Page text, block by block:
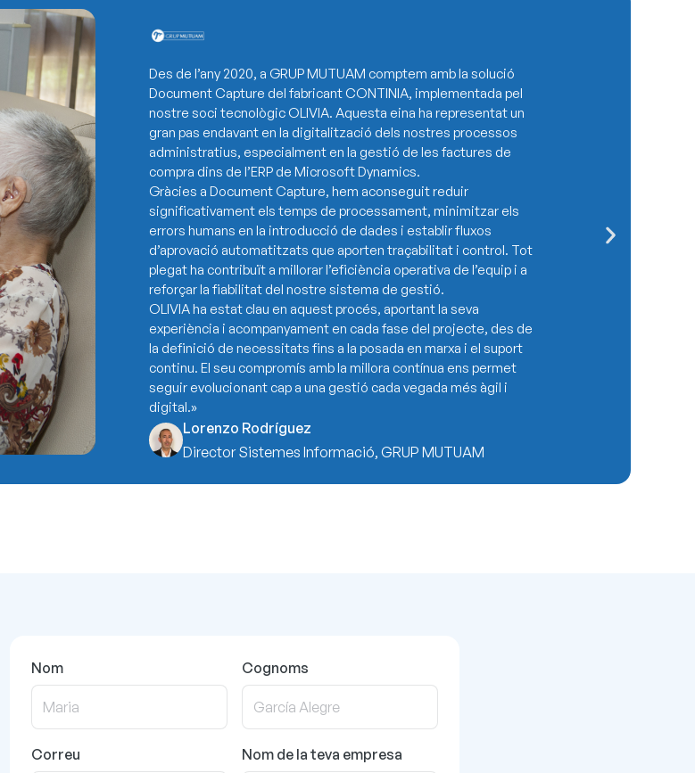
Des de l’any 2020, a GRUP MUTUAM comptem amb la solució
Document Capture del fabricant CONTINIA, implementada pel
nostre soci tecnològic OLIVIA. Aquesta eina ha representat un
gran pas endavant en la digitalització dels nostres processos
administratius, especialment en la gestió de les factures de
compra dins de l’ERP de Microsoft Dynamics.
Gràcies a Document Capture, hem aconseguit reduir
significativament els temps de processament, minimitzar els
errors humans en la introducció de dades i establir fluxos
d’aprovació automatitzats que aporten traçabilitat i control. Tot
plegat ha contribuït a millorar l’eficiència operativa de l’equip i a
reforçar la fiabilitat del nostre sistema de gestió.
OLIVIA ha estat clau en aquest procés, aportant la seva
experiència i acompanyament en cada fase del projecte, des de
la definició de necessitats fins a la posada en marxa i el suport
continu. El seu compromís amb la millora contínua ens permet
seguir evolucionant cap a una gestió cada vegada més àgil i
digital.»
Lorenzo Rodríguez
Director Sistemes Informació, GRUP MUTUAM
Nom Cognoms
Correu Nom de la teva empresa